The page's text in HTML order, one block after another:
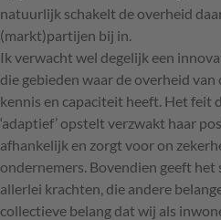
natuurlijk schakelt de overheid
(markt)partijen bij in.
Ik verwacht wel degelijk een
die gebieden waar de overheid
kennis en capaciteit heeft. Het feit
‘adaptief’ opstelt verzwakt haar
afhankelijk en zorgt voor on
ondernemers. Bovendien geeft het
allerlei krachten, die andere
collectieve belang dat wij als